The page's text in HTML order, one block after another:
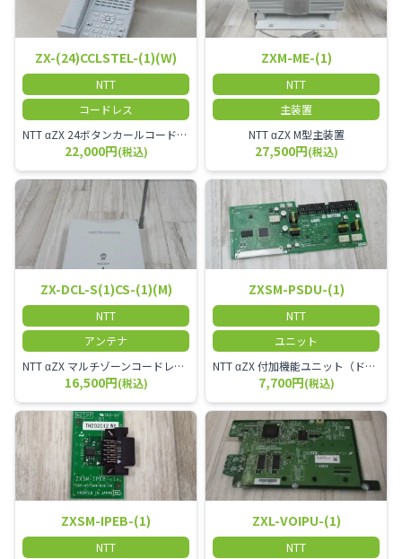
ZX-(24)CCLSTEL-(1)(W)
NTT
コードレス
NTT αZX 24ボタンカールコードレス電話機 無線タイプ、電話機と子機が離れるタイプのカールコードレス電話機です。 決裁者様等、オフィス内を頻繁に動かれる方のご使用が多いです。
22,000円(税込)
ZXM-ME-(1)
NTT
主装置
NTT αZX M型主装置
27,500円(税込)
ZX-DCL-S(1)CS-(1)(M)
NTT
アンテナ
NTT αZX マルチゾーンコードレススターアンテナ(マスター)
16,500円(税込)
ZXSM-PSDU-(1)
NTT
ユニット
NTT αZX 付加機能ユニット（ドアホンなど）
7,700円(税込)
ZXSM-IPEB-(1)
NTT
ZXL-VOIPU-(1)
NTT